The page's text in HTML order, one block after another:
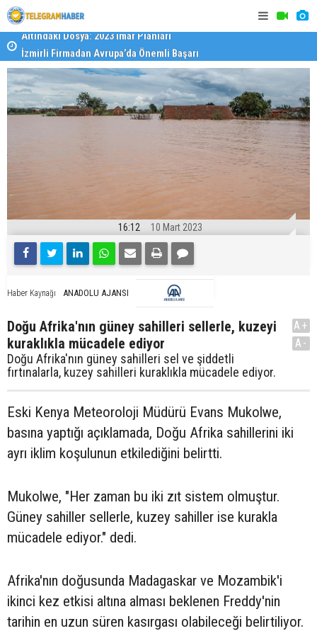
İzmirli Firmadan Avrupa’da Önemli Başarı
Devlet
16:12 10 Mart 2023
Haber Kaynağı ANADOLU AJANSI
Doğu Afrika'nın güney sahilleri sellerle, kuzeyi
kuraklıkla mücadele ediyor
Doğu Afrika'nın güney sahilleri sel ve şiddetli
fırtınalarla, kuzey sahilleri kuraklıkla mücadele ediyor.
A+
A-
Eski Kenya Meteoroloji Müdürü Evans Mukolwe,
basına yaptığı açıklamada, Doğu Afrika sahillerini iki
ayrı iklim koşulunun etkilediğini belirtti.
Mukolwe, "Her zaman bu iki zıt sistem olmuştur.
Güney sahiller sellerle, kuzey sahiller ise kurakla
mücadele ediyor." dedi.
Afrika'nın doğusunda Madagaskar ve Mozambik'i
ikinci kez etkisi altına alması beklenen Freddy'nin
tarihin en uzun süren kasırgası olabileceği belirtiliyor.